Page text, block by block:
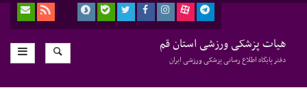
هیات پزشکی ورزشی استان قم
دفتر پایگاه اطلاع رسانی پزشکی ورزشی ایران